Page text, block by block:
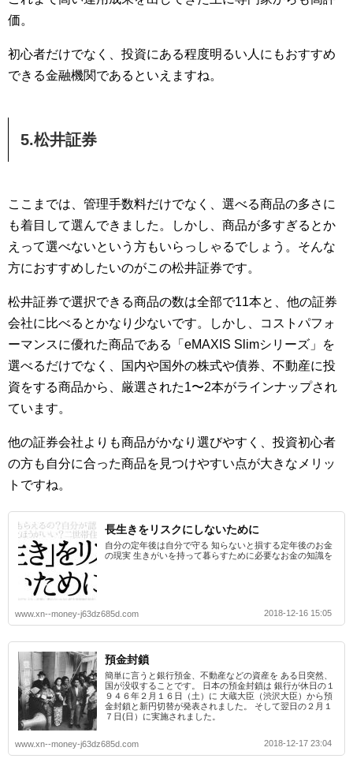
価。
初心者だけでなく、投資にある程度明るい人にもおすすめ
できる金融機関であるといえますね。
5.松井証券
ここまでは、管理手数料だけでなく、選べる商品の多さに
も着目して選んできました。しかし、商品が多すぎるとか
えって選べないという方もいらっしゃるでしょう。そんな
方におすすめしたいのがこの松井証券です。
松井証券で選択できる商品の数は全部で11本と、他の証券
会社に比べるとかなり少ないです。しかし、コストパフォ
ーマンスに優れた商品である「eMAXIS Slimシリーズ」を
選べるだけでなく、国内や国外の株式や債券、不動産に投
資をする商品から、厳選された1〜2本がラインナップされ
ています。
他の証券会社よりも商品がかなり選びやすく、投資初心者
の方も自分に合った商品を見つけやすい点が大きなメリッ
トですね。
長生きをリスクにしないために
自分の定年後は自分で守る 知らないと損する定年後のお金
の現実 生きがいを持って暮らすために必要なお金の知識を
www.xn--money-j63dz685d.com 2018-12-16 15:05
預金封鎖
簡単に言うと銀行預金、不動産などの資産を ある日突然、
国が没収することです。 日本の預金封鎖は 銀行が休日の１
９４６年２月１６日（土）に 大蔵大臣（渋沢大臣）から預
金封鎖と新円切替が発表されました。 そして翌日の２月１
７日(日）に実施されました。
www.xn--money-j63dz685d.com 2018-12-17 23:04